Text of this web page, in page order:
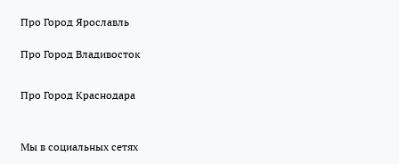
Про Город Ярославль
Про Город Владивосток
Про Город Краснодара
Мы в социальных сетях